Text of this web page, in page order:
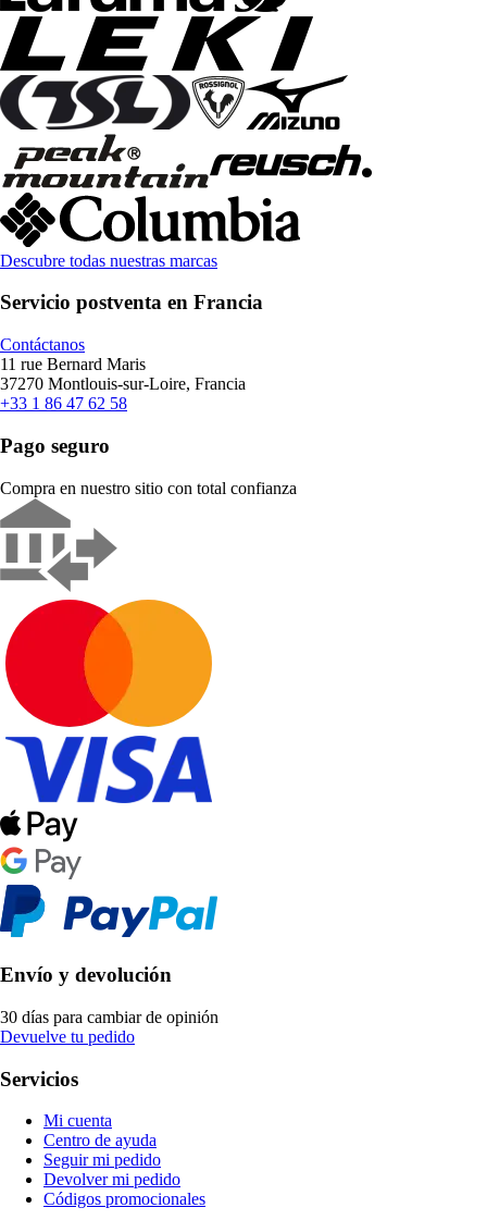
Descubre todas nuestras marcas
Servicio postventa en Francia
Contáctanos
11 rue Bernard Maris
37270 Montlouis-sur-Loire, Francia
+33 1 86 47 62 58
Pago seguro
Compra en nuestro sitio con total confianza
Envío y devolución
30 días para cambiar de opinión
Devuelve tu pedido
Servicios
Mi cuenta
Centro de ayuda
Seguir mi pedido
Devolver mi pedido
Códigos promocionales